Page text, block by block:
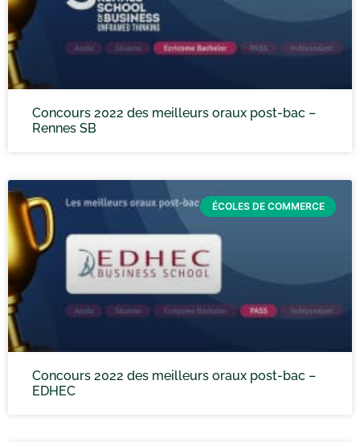
Concours 2022 des meilleurs oraux post-bac –
Rennes SB
ÉCOLES DE COMMERCE
Concours 2022 des meilleurs oraux post-bac –
EDHEC